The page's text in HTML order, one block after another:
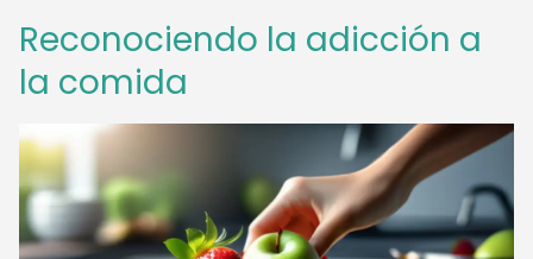
Reconociendo la adicción a
la comida